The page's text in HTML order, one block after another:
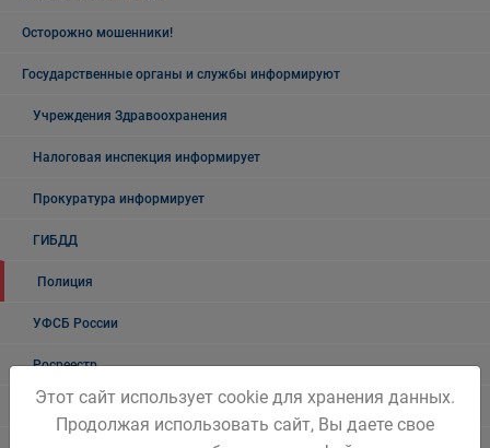
Осторожно мошенники!
Государственные органы и службы информируют
Учреждения Здравоохранения
Налоговая инспекция информирует
Прокуратура информирует
ГИБДД
Полиция
УФСБ России
Росреестр
УФМС
Этот сайт использует cookie для хранения данных.
Продолжая использовать сайт, Вы даете свое